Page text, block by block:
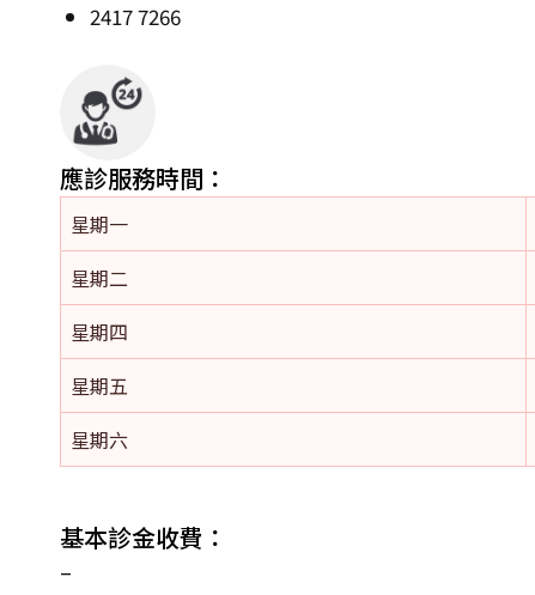
2417 7266
應診服務時間：
星期一
星期二
星期四
星期五
星期六
基本診金收費：
–